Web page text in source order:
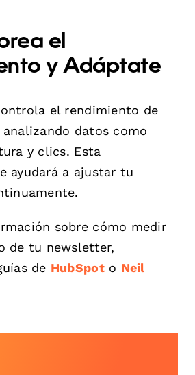
el
y Adáptate
el rendimiento de
datos como
y clics. Esta
ayudará a ajustar tu
sobre cómo medir
de tu newsletter,
de HubSpoto Neil